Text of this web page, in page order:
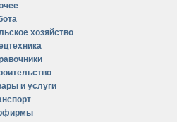
хозяйство
и услуги